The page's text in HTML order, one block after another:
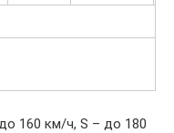
160 км/ч, S – до 180